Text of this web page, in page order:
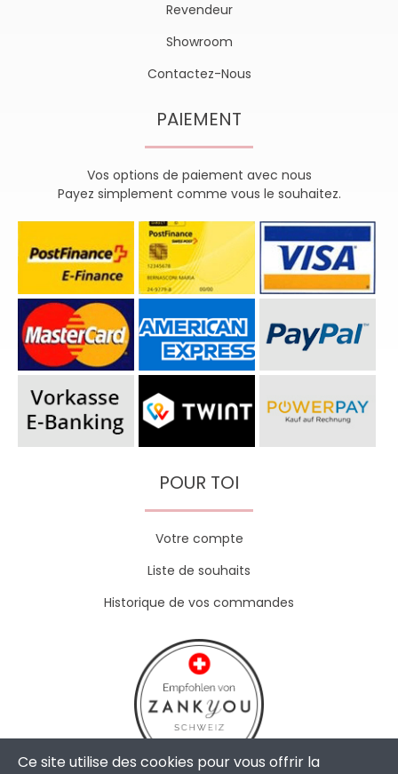
Revendeur
Showroom
Contactez-Nous
PAIEMENT
Vos options de paiement avec nous
Payez simplement comme vous le souhaitez.
POUR TOI
Votre compte
Liste de souhaits
Historique de vos commandes
Ce site utilise des cookies pour vous offrir la